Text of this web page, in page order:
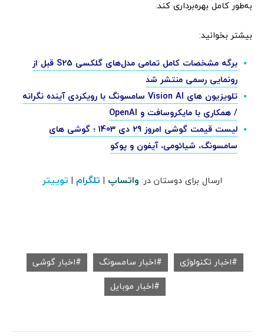
به‌طور کامل بهره‌برداری کند.
بیشتر بخوانید:
برگه مشخصات کامل تمامی مدل‌های گلکسی S25 قبل از
رونمایی رسمی منتشر شد
تلویزیون های Vision AI سامسونگ با رویکردی آینده نگرانه
/ همکاری با مایکروسافت و OpenAI
لیست قیمت گوشی امروز 29 دی 1403 ؛ گوشی های
سامسونگ، شیائومی، آیفون و پوکو
ارسال برای دوستان در: واتساپ | تلگرام | توییتر
اخبار تکنولوژی اخبار سامسونگ
اخبار گوشی
اخبار موبایل